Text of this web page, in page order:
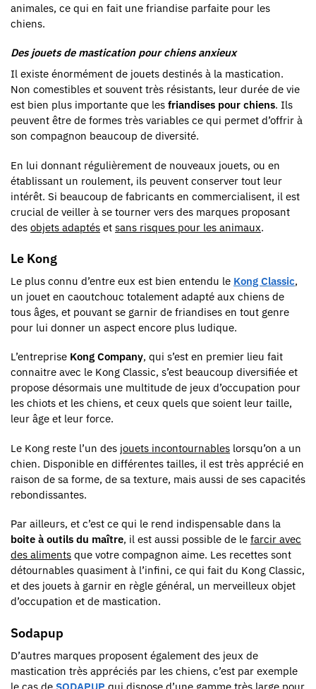
animales, ce qui en fait une friandise parfaite pour les
chiens.
Des jouets de mastication pour chiens anxieux
Il existe énormément de jouets destinés à la mastication.
Non comestibles et souvent très résistants, leur durée de vie
est bien plus importante que les friandises pour chiens. Ils
peuvent être de formes très variables ce qui permet d’offrir à
son compagnon beaucoup de diversité.
En lui donnant régulièrement de nouveaux jouets, ou en
établissant un roulement, ils peuvent conserver tout leur
intérêt. Si beaucoup de fabricants en commercialisent, il est
crucial de veiller à se tourner vers des marques proposant
des objets adaptés et sans risques pour les animaux.
Le Kong
Le plus connu d’entre eux est bien entendu le Kong Classic,
un jouet en caoutchouc totalement adapté aux chiens de
tous âges, et pouvant se garnir de friandises en tout genre
pour lui donner un aspect encore plus ludique.
L’entreprise Kong Company, qui s’est en premier lieu fait
connaitre avec le Kong Classic, s’est beaucoup diversifiée et
propose désormais une multitude de jeux d’occupation pour
les chiots et les chiens, et ceux quels que soient leur taille,
leur âge et leur force.
Le Kong reste l’un des jouets incontournables lorsqu’on a un
chien. Disponible en différentes tailles, il est très apprécié en
raison de sa forme, de sa texture, mais aussi de ses capacités
rebondissantes.
Par ailleurs, et c’est ce qui le rend indispensable dans la
boite à outils du maître, il est aussi possible de le farcir avec
des aliments que votre compagnon aime. Les recettes sont
détournables quasiment à l’infini, ce qui fait du Kong Classic,
et des jouets à garnir en règle général, un merveilleux objet
d’occupation et de mastication.
Sodapup
D’autres marques proposent également des jeux de
mastication très appréciés par les chiens, c’est par exemple